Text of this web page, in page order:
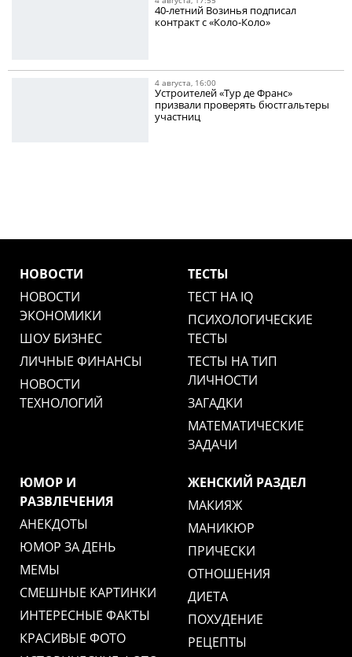
40-летний Возинья подписал
контракт с «Коло-Коло»
4 августа, 16:00
Устроителей «Тур де Франс»
призвали проверять бюстгальтеры
участниц
НОВОСТИ
НОВОСТИ
ЭКОНОМИКИ
ШОУ БИЗНЕС
ЛИЧНЫЕ ФИНАНСЫ
НОВОСТИ
ТЕХНОЛОГИЙ
ТЕСТЫ
ТЕСТ НА IQ
ПСИХОЛОГИЧЕСКИЕ
ТЕСТЫ
ТЕСТЫ НА ТИП
ЛИЧНОСТИ
ЗАГАДКИ
МАТЕМАТИЧЕСКИЕ
ЗАДАЧИ
ЮМОР И
РАЗВЛЕЧЕНИЯ
АНЕКДОТЫ
ЮМОР ЗА ДЕНЬ
МЕМЫ
СМЕШНЫЕ КАРТИНКИ
ИНТЕРЕСНЫЕ ФАКТЫ
КРАСИВЫЕ ФОТО
ЖЕНСКИЙ РАЗДЕЛ
МАКИЯЖ
МАНИКЮР
ПРИЧЕСКИ
ОТНОШЕНИЯ
ДИЕТА
ПОХУДЕНИЕ
РЕЦЕПТЫ